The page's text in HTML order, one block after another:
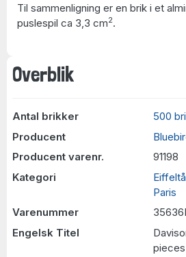
Overblik
Antal brikker
500
Producent
Producent varenr.
91198
Kategori
Paris
Varenummer
Engelsk Titel
pieces
Til sammenligning er en brik i et
puslespil ca 3,3 cm2.